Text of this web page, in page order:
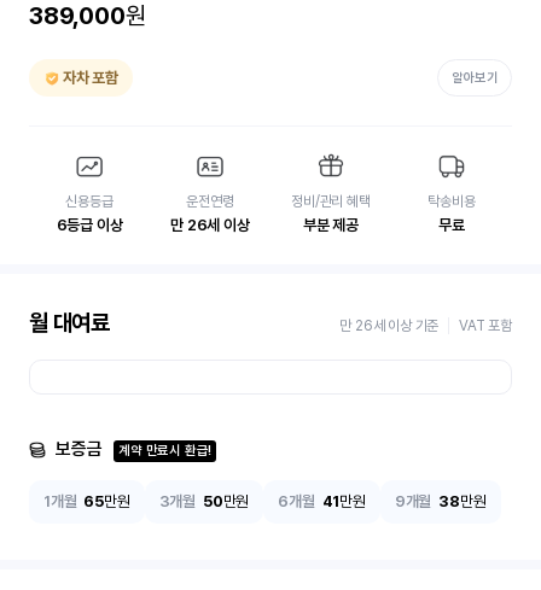
389,000원
자차 포함 알아보기
신용등급
6등급 이상
운전연령
만 26세 이상
정비/관리 혜택
부분 제공
탁송비용
무료
월 대여료 만 26세 이상 기준 VAT 포함
보증금 계약 만료시 환급!
1개월 65만원 3개월 50만원 6개월 41만원 9개월 38만원